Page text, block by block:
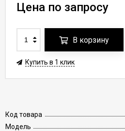
Код товара
Модель
Цена по запросу
В корзину
Купить в 1 клик